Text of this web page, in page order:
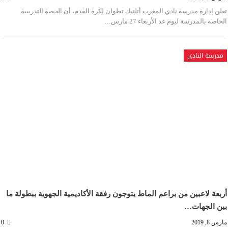
تعلن إدارة مدرسة نادي المغرب أتلتيك تطوان لكرة القدم، أن الحصة التدريبية
الخاصة بالمدرسة ليوم غد الأربعاء 27 مارس…
مدرسة النادي
أربعة لاعبين من براعم الماط يتوجون رفقة الأكاديمية الجهوية ببطولة ما
بين الجهات…
مارس 8, 2019